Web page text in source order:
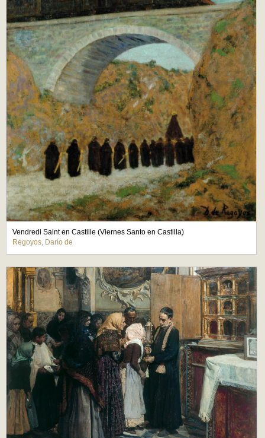
Vendredi Saint en Castille (Viernes Santo en Castilla)
Regoyos, Darío de